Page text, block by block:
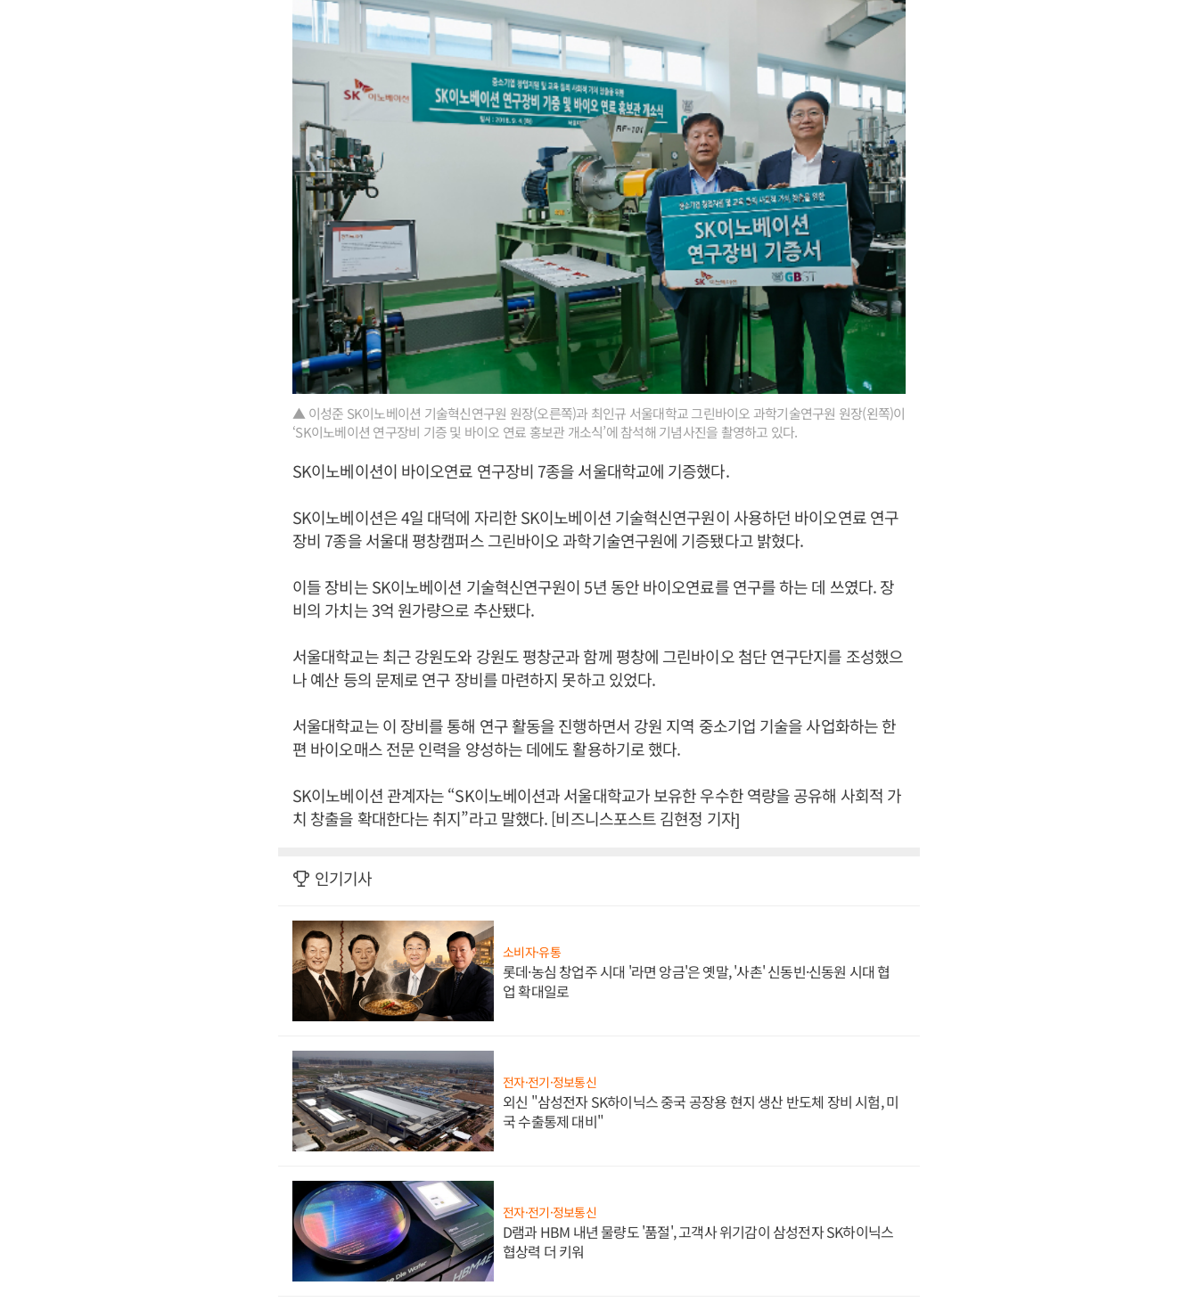
▲ 이성준 SK이노베이션 기술혁신연구원 원장(오른쪽)과 최인규 서울대학교 그린바이오 과학기술연구원 원장(왼쪽)이
‘SK이노베이션 연구장비 기증 및 바이오 연료 홍보관 개소식’에 참석해 기념사진을 촬영하고 있다.
SK이노베이션이 바이오연료 연구장비 7종을 서울대학교에 기증했다.
SK이노베이션은 4일 대덕에 자리한 SK이노베이션 기술혁신연구원이 사용하던 바이오연료 연구
장비 7종을 서울대 평창캠퍼스 그린바이오 과학기술연구원에 기증됐다고 밝혔다.
이들 장비는 SK이노베이션 기술혁신연구원이 5년 동안 바이오연료를 연구를 하는 데 쓰였다. 장
비의 가치는 3억 원가량으로 추산됐다.
서울대학교는 최근 강원도와 강원도 평창군과 함께 평창에 그린바이오 첨단 연구단지를 조성했으
나 예산 등의 문제로 연구 장비를 마련하지 못하고 있었다.
서울대학교는 이 장비를 통해 연구 활동을 진행하면서 강원 지역 중소기업 기술을 사업화하는 한
편 바이오매스 전문 인력을 양성하는 데에도 활용하기로 했다.
SK이노베이션 관계자는 “SK이노베이션과 서울대학교가 보유한 우수한 역량을 공유해 사회적 가
치 창출을 확대한다는 취지”라고 말했다. [비즈니스포스트 김현정 기자]
인기기사
소비자·유통
롯데·농심 창업주 시대 '라면 앙금'은 옛말, '사촌' 신동빈·신동원 시대 협
업 확대일로
전자·전기·정보통신
외신 "삼성전자 SK하이닉스 중국 공장용 현지 생산 반도체 장비 시험, 미
국 수출통제 대비"
전자·전기·정보통신
D램과 HBM 내년 물량도 '품절', 고객사 위기감이 삼성전자 SK하이닉스
협상력 더 키워